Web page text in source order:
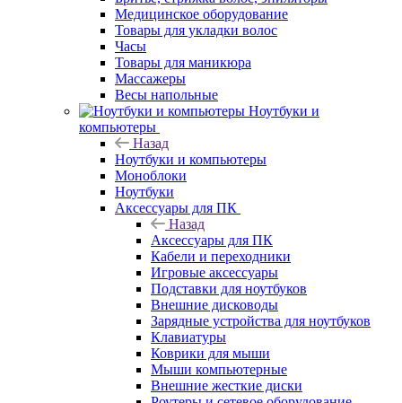
Медицинское оборудование
Товары для укладки волос
Часы
Товары для маникюра
Массажеры
Весы напольные
Ноутбуки и
компьютеры
Назад
Ноутбуки и компьютеры
Моноблоки
Ноутбуки
Аксессуары для ПК
Назад
Аксессуары для ПК
Кабели и переходники
Игровые аксессуары
Подставки для ноутбуков
Внешние дисководы
Зарядные устройства для ноутбуков
Клавиатуры
Коврики для мыши
Мыши компьютерные
Внешние жесткие диски